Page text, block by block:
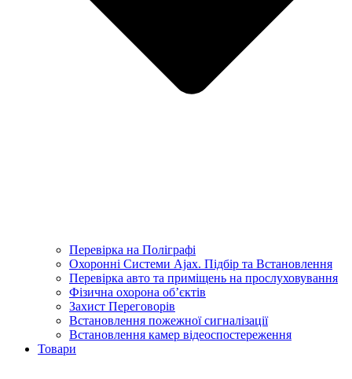
Перевірка на Поліграфі
Охоронні Системи Ajax. Підбір та Встановлення
Перевірка авто та приміщень на прослуховування
Фізична охорона об’єктів
Захист Переговорів
Встановлення пожежної сигналізації
Встановлення камер відеоспостереження
Товари